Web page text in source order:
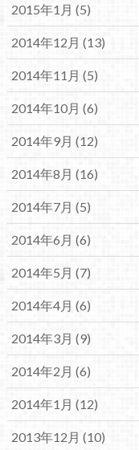
2015年1月 (5)
2014年12月 (13)
2014年11月 (5)
2014年10月 (6)
2014年9月 (12)
2014年8月 (16)
2014年7月 (5)
2014年6月 (6)
2014年5月 (7)
2014年4月 (6)
2014年3月 (9)
2014年2月 (6)
2014年1月 (12)
2013年12月 (10)